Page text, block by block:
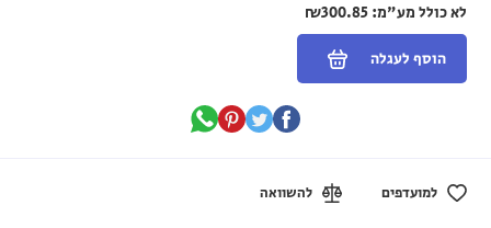
לא כולל מע"מ:₪300.85
הוסף לעגלה
למועדפים להשוואה